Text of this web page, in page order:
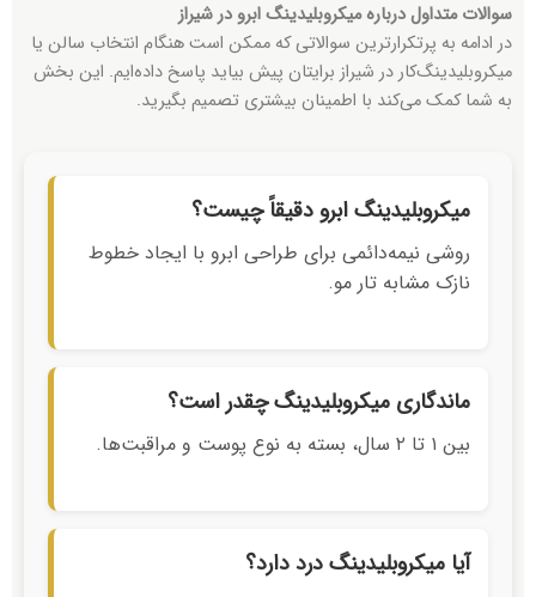
سوالات متداول درباره میکروبلیدینگ ابرو در شیراز
در ادامه به پرتکرارترین سوالاتی که ممکن است هنگام انتخاب سالن یا
میکروبلیدینگ‌کار در شیراز برایتان پیش بیاید پاسخ داده‌ایم. این بخش
به شما کمک می‌کند با اطمینان بیشتری تصمیم بگیرید.
میکروبلیدینگ ابرو دقیقاً چیست؟
روشی نیمه‌دائمی برای طراحی ابرو با ایجاد خطوط
نازک مشابه تار مو.
ماندگاری میکروبلیدینگ چقدر است؟
بین ۱ تا ۲ سال، بسته به نوع پوست و مراقبت‌ها.
آیا میکروبلیدینگ درد دارد؟